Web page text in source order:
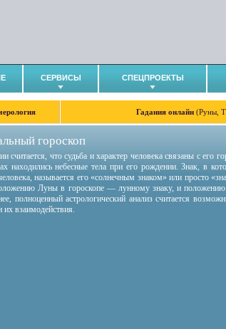
СЕРВИСЫ СПЕЦПРОЕКТЫ
Гадания онлайн (Руны,
гороскоп
считается, что судьба и характер человека связаны с его
находились небесные тела при его рождении. Знак, в
называется его «солнечным знаком» или просто
Луны в гороскопе — лунному знаку, и
полноценный астрологический анализ считается
их взаимодействия.